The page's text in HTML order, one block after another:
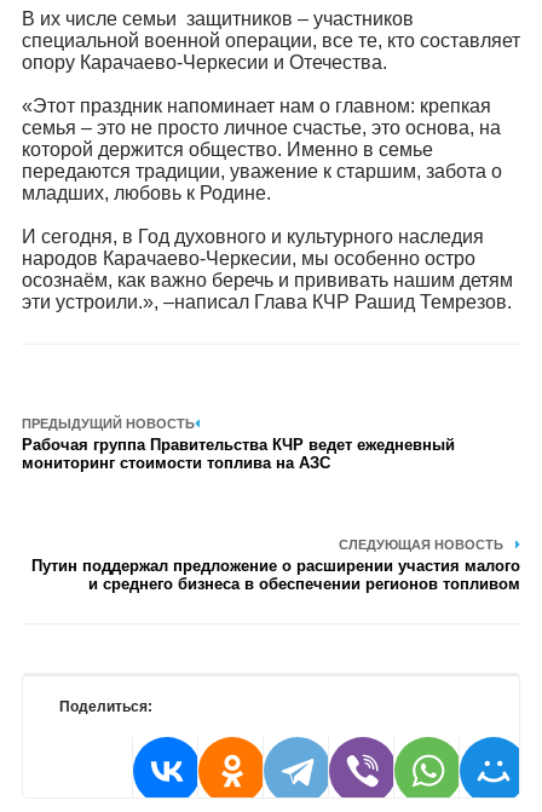
В их числе семьи защитников – участников
специальной военной операции, все те, кто составляет
опору Карачаево-Черкесии и Отечества.
«Этот праздник напоминает нам о главном: крепкая
семья – это не просто личное счастье, это основа, на
которой держится общество. Именно в семье
передаются традиции, уважение к старшим, забота о
младших, любовь к Родине.
И сегодня, в Год духовного и культурного наследия
народов Карачаево-Черкесии, мы особенно остро
осознаём, как важно беречь и прививать нашим детям
эти устроили.», –написал Глава КЧР Рашид Темрезов.
ПРЕДЫДУЩИЙ НОВОСТЬ
Рабочая группа Правительства КЧР ведет ежедневный
мониторинг стоимости топлива на АЗС
СЛЕДУЮЩАЯ НОВОСТЬ
Путин поддержал предложение о расширении участия малого
и среднего бизнеса в обеспечении регионов топливом
Поделиться: